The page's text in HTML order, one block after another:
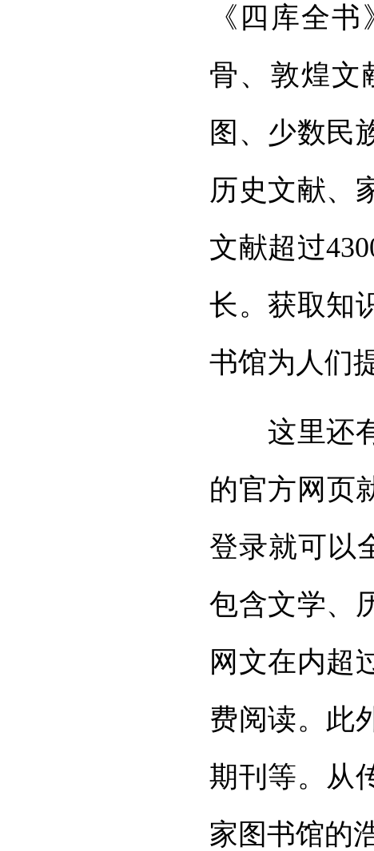
《四库全
骨、敦煌文
图、少数民
历史文献、
文献超过
长。获取知
书馆为人们
这里还有
的官方网页
登录就可以
包含文学、
网文在内超
费阅读。此
期刊等。从
家图书馆的